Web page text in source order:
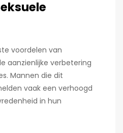
voordelen van
aanzienlijke verbetering
Mannen die dit
vaak een verhoogd
in hun